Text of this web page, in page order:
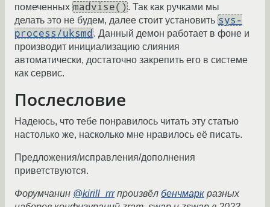
помеченных madvise() . Так как ручками мы
делать это не будем, далее стоит установить sys-
process/uksmd . Данный демон работает в фоне и
производит инициализацию слияния
автоматически, достаточно закрепить его в системе
как сервис.
Послесловие
Надеюсь, что тебе понравилось читать эту статью
настолько же, насколько мне нравилось её писать.
Предложения/исправления/дополнения
приветствуются.
Форумчанин @kirill_rrrпроизвёл бенчмарк разных